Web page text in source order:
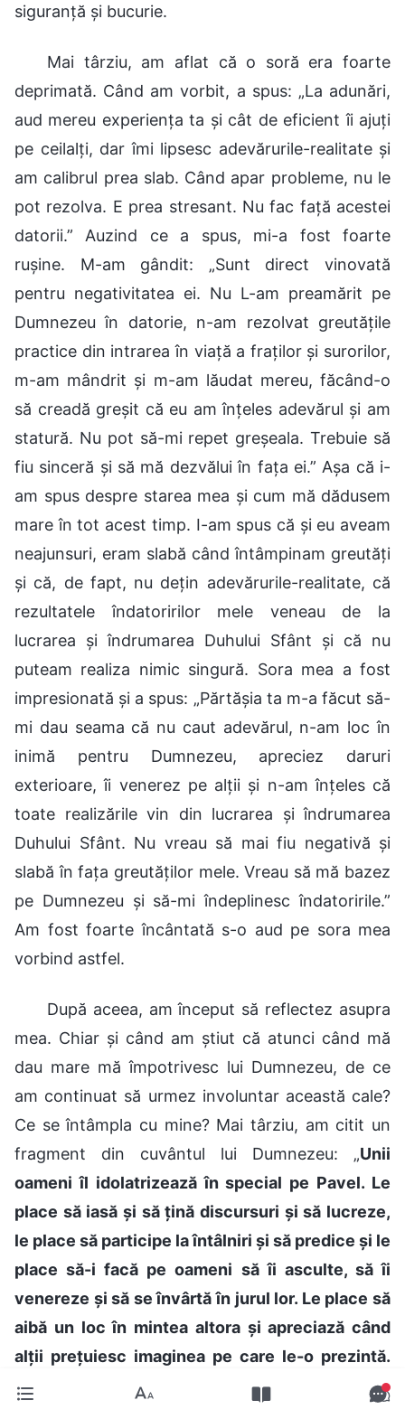
siguranță și bucurie.
Mai târziu, am aflat că o soră era foarte
deprimată. Când am vorbit, a spus: „La adunări,
aud mereu experiența ta și cât de eficient îi ajuți
pe ceilalți, dar îmi lipsesc adevărurile-realitate și
am calibrul prea slab. Când apar probleme, nu le
pot rezolva. E prea stresant. Nu fac față acestei
datorii.” Auzind ce a spus, mi-a fost foarte
rușine. M-am gândit: „Sunt direct vinovată
pentru negativitatea ei. Nu L-am preamărit pe
Dumnezeu în datorie, n-am rezolvat greutățile
practice din intrarea în viață a fraților și surorilor,
m-am mândrit și m-am lăudat mereu, făcând-o
să creadă greșit că eu am înțeles adevărul și am
statură. Nu pot să-mi repet greșeala. Trebuie să
fiu sinceră și să mă dezvălui în fața ei.” Așa că i-
am spus despre starea mea și cum mă dădusem
mare în tot acest timp. I-am spus că și eu aveam
neajunsuri, eram slabă când întâmpinam greutăți
și că, de fapt, nu dețin adevărurile-realitate, că
rezultatele îndatoririlor mele veneau de la
lucrarea și îndrumarea Duhului Sfânt și că nu
puteam realiza nimic singură. Sora mea a fost
impresionată și a spus: „Părtășia ta m-a făcut să-
mi dau seama că nu caut adevărul, n-am loc în
inimă pentru Dumnezeu, apreciez daruri
exterioare, îi venerez pe alții și n-am înțeles că
toate realizările vin din lucrarea și îndrumarea
Duhului Sfânt. Nu vreau să mai fiu negativă și
slabă în fața greutăților mele. Vreau să mă bazez
pe Dumnezeu și să-mi îndeplinesc îndatoririle.”
Am fost foarte încântată s-o aud pe sora mea
vorbind astfel.
După aceea, am început să reflectez asupra
mea. Chiar și când am știut că atunci când mă
dau mare mă împotrivesc lui Dumnezeu, de ce
am continuat să urmez involuntar această cale?
Ce se întâmpla cu mine? Mai târziu, am citit un
fragment din cuvântul lui Dumnezeu: „Unii
oameni îl idolatrizează în special pe Pavel. Le
place să iasă și să țină discursuri și să lucreze,
le place să participe la întâlniri și să predice și le
place să-i facă pe oameni să îi asculte, să îi
venereze și să se învârtă în jurul lor. Le place să
aibă un loc în mintea altora și apreciază când
alții prețuiesc imaginea pe care le-o prezintă.
Să le analizăm natura din aceste